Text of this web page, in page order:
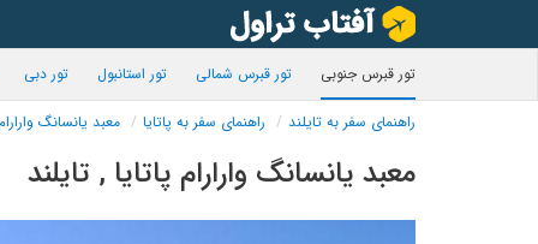
تور قبرس جنوبی تور قبرس شمالی تور استانبول تور دبی
راهنمای سفر به تایلند راهنمای سفر به پاتایا معبد یانسانگ
معبد یانسانگ وارارام پاتایا , تایلند